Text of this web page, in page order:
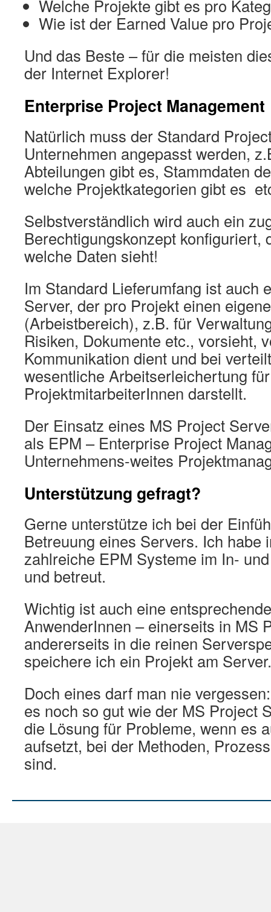
Welche Projekte gibt es pro
Wie ist der Earned Value pro
Und das Beste – für die meisten
der Internet Explorer!
Enterprise Project Management
Natürlich muss der Standard
Unternehmen angepasst werden,
Abteilungen gibt es, Stammdaten
welche Projektkategorien gibt es
Selbstverständlich wird auch ein
Berechtigungskonzept konfiguriert,
welche Daten sieht!
Im Standard Lieferumfang ist auch
Server, der pro Projekt einen
(Arbeistbereich), z.B. für
Risiken, Dokumente etc., vorsieht,
Kommunikation dient und bei
wesentliche Arbeitserleichertung
ProjektmitarbeiterInnen darstellt.
Der Einsatz eines MS Project
als EPM – Enterprise Project
Unternehmens-weites
Unterstützung gefragt?
Gerne unterstütze ich bei der
Betreuung eines Servers. Ich habe
zahlreiche EPM Systeme im In-
und betreut.
Wichtig ist auch eine
AnwenderInnen – einerseits in MS
andererseits in die reinen
speichere ich ein Projekt am Server.
Doch eines darf man nie
es noch so gut wie der MS Project
die Lösung für Probleme, wenn es
aufsetzt, bei der Methoden,
sind.